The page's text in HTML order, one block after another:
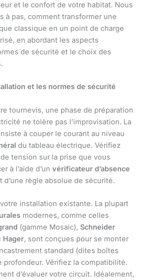
et le confort de votre habitat. Nous
à pas, comment transformer une
classique en un point de charge
en abordant les aspects
de sécurité et le choix des
et les normes de sécurité
tournevis, une phase de préparation
ne tolère pas l’improvisation. La
à couper le courant au niveau
du tableau électrique. Vérifiez
tension sur la prise que vous
à l’aide d’un vérificateur d’absence
d’une règle absolue de sécurité.
installation existante. La plupart
modernes, comme celles
(gamme Mosaic), Schneider
Hager, sont conçues pour se monter
standard (dites boîtes
profondeur. Vérifiez la compatibilité.
d’évaluer votre circuit. Idéalement,